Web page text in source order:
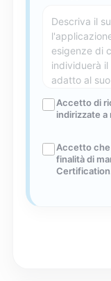
Accetto di
indirizzate a
Accetto che
finalità di